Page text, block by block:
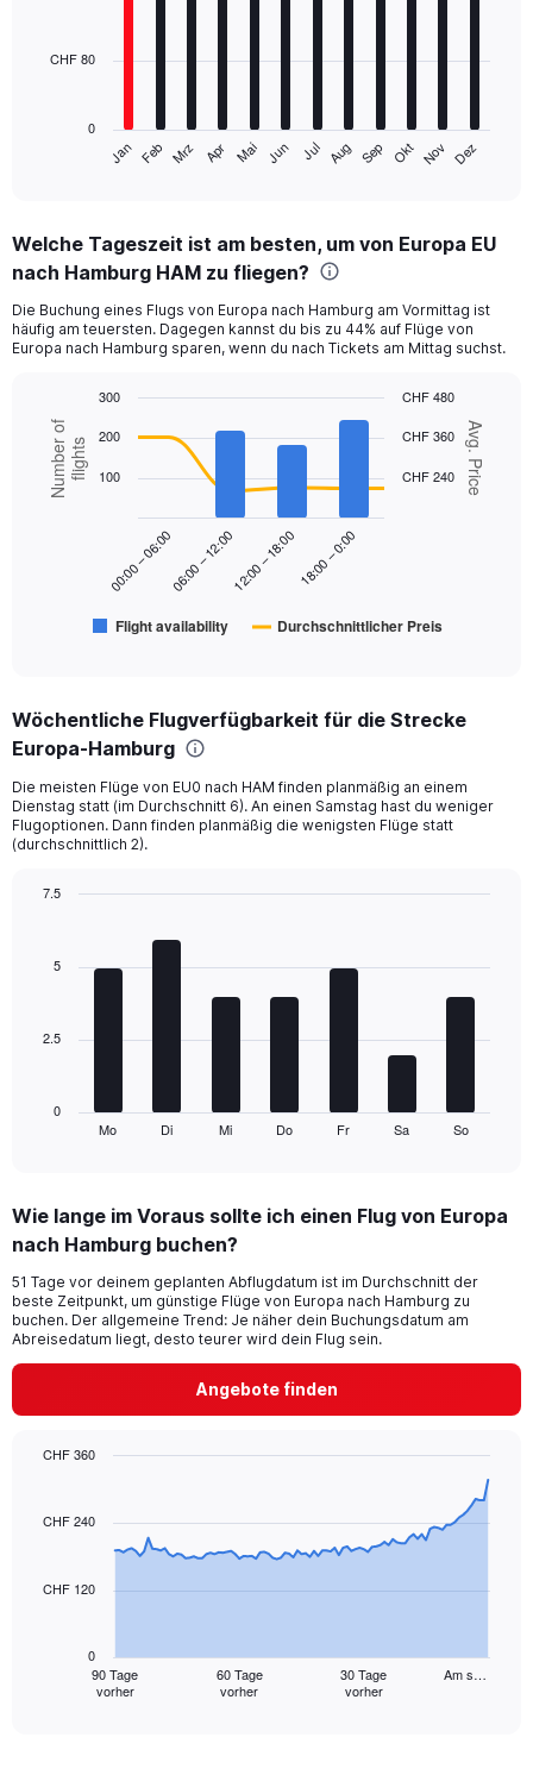
The
Range:
12
The
chart
has
axis
displaying
values.
Range:
Jan Feb Mrz Apr Mai Jun Jul Aug Sep Okt Nov Dez
0
CHF 80
Welche Tageszeit ist am besten, um von Europa EU
nach Hamburg HAM zu fliegen?
Die Buchung eines Flugs von Europa nach Hamburg am Vormittag ist
häufig am teuersten. Dagegen kannst du bis zu 44% auf Flüge von
Europa nach Hamburg sparen, wenn du nach Tickets am Mittag suchst.
Combination
chart
with
data
categories.
Range:
categories.
The
chart
Avg.
Number
Chart
graphic.
Avg. Price
Number offlights
Flight availability Durchschnittlicher Preis
00:00 – 06:0006:00 – 12:0012:00 – 18:00 18:00 – 0:00
CHF 240
CHF 360
CHF 480
100
200
300
Wöchentliche Flugverfügbarkeit für die Strecke
Europa-Hamburg
Die meisten Flüge von EU0 nach HAM finden planmäßig an einem
Dienstag statt (im Durchschnitt 6). An einen Samstag hast du weniger
Flugoptionen. Dann finden planmäßig die wenigsten Flüge statt
(durchschnittlich 2).
with
The
Range:
7
The
chart
has
1
values.
to
Mo Di Mi Do Fr Sa So
0
2.5
5
7.5
Wie lange im Voraus sollte ich einen Flug von Europa
nach Hamburg buchen?
51 Tage vor deinem geplanten Abflugdatum ist im Durchschnitt der
beste Zeitpunkt, um günstige Flüge von Europa nach Hamburg zu
buchen. Der allgemeine Trend: Je näher dein Buchungsdatum am
Abreisedatum liegt, desto teurer wird dein Flug sein.
Angebote finden
91
90 Tage
vorher
60 Tage
vorher
30 Tage
vorher
Am s…
0
CHF 120
CHF 240
CHF 360